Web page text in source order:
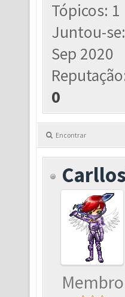
Tópicos: 1
Juntou-se:
Sep 2020
0
Encontrar
Membro